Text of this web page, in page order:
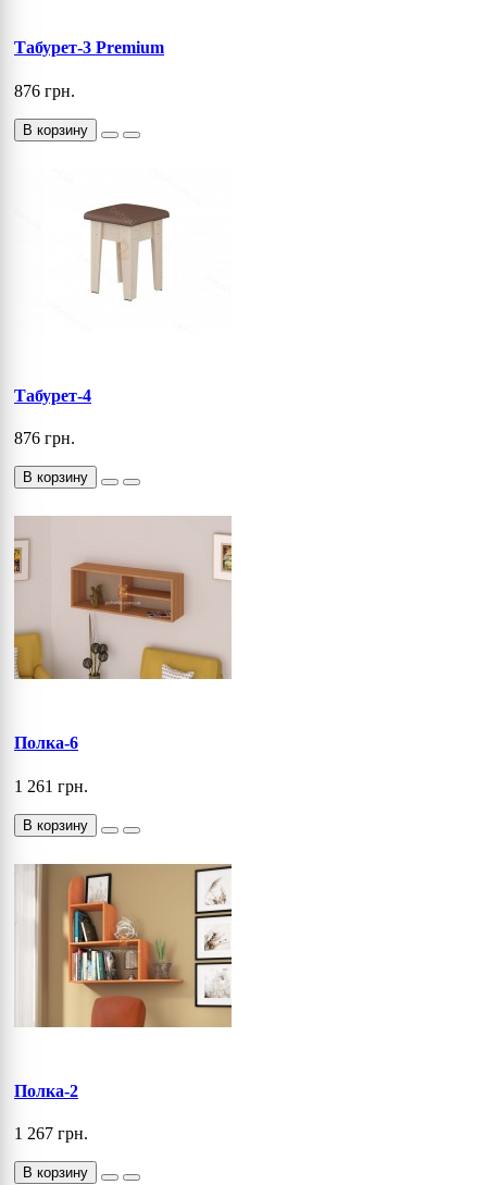
Табурет-3 Premium
876 грн.
В корзину
Табурет-4
876 грн.
В корзину
Полка-6
1 261 грн.
В корзину
Полка-2
1 267 грн.
В корзину